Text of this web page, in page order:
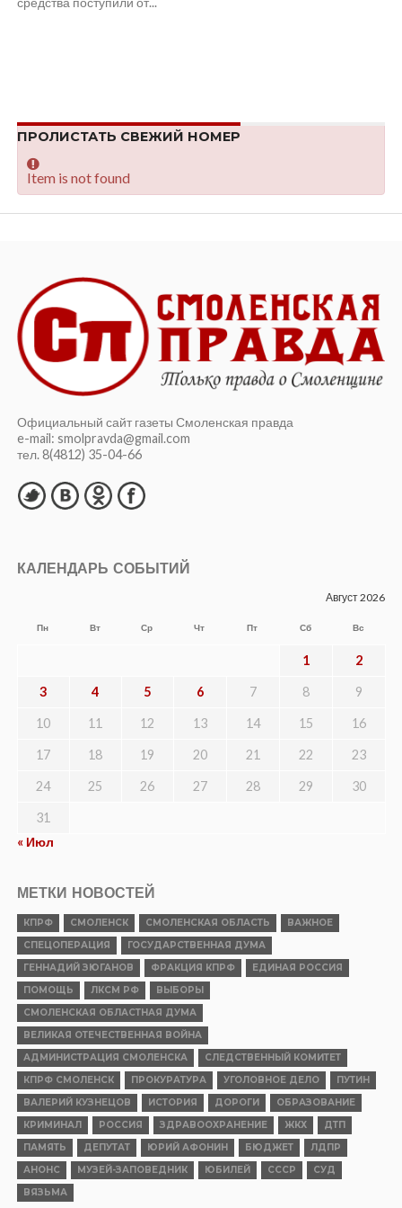
ПРОЛИСТАТЬ СВЕЖИЙ НОМЕР
Item is not found
Официальный сайт газеты Смоленская правда
e-mail: smolpravda@gmail.com
тел. 8(4812) 35-04-66
КАЛЕНДАРЬ СОБЫТИЙ
Август 2026
Пн Вт Ср Чт Пт Сб Вс
1 2
3 4 5 6 7 8 9
10 11 12 13 14 15 16
17 18 19 20 21 22 23
24 25 26 27 28 29 30
31
« Июл
МЕТКИ НОВОСТЕЙ
КПРФ СМОЛЕНСК СМОЛЕНСКАЯ ОБЛАСТЬ
ВАЖНОЕ
СПЕЦОПЕРАЦИЯ
ГОСУДАРСТВЕННАЯ ДУМА
ГЕННАДИЙ ЗЮГАНОВ
ФРАКЦИЯ КПРФ
ЕДИНАЯ РОССИЯ
ПОМОЩЬ
ЛКСМ РФ
ВЫБОРЫ
СМОЛЕНСКАЯ ОБЛАСТНАЯ ДУМА
ВЕЛИКАЯ ОТЕЧЕСТВЕННАЯ ВОЙНА
АДМИНИСТРАЦИЯ СМОЛЕНСКА
СЛЕДСТВЕННЫЙ КОМИТЕТ
КПРФ СМОЛЕНСК
ПРОКУРАТУРА УГОЛОВНОЕ ДЕЛО
ПУТИН
ВАЛЕРИЙ КУЗНЕЦОВ
ИСТОРИЯ ДОРОГИ
ОБРАЗОВАНИЕ
КРИМИНАЛ
РОССИЯ ЗДРАВООХРАНЕНИЕ ЖКХ
ДТП
ПАМЯТЬ
ДЕПУТАТ ЮРИЙ АФОНИН БЮДЖЕТ
ЛДПР
АНОНС
МУЗЕЙ-ЗАПОВЕДНИК ЮБИЛЕЙ СССР
СУД
ВЯЗЬМА